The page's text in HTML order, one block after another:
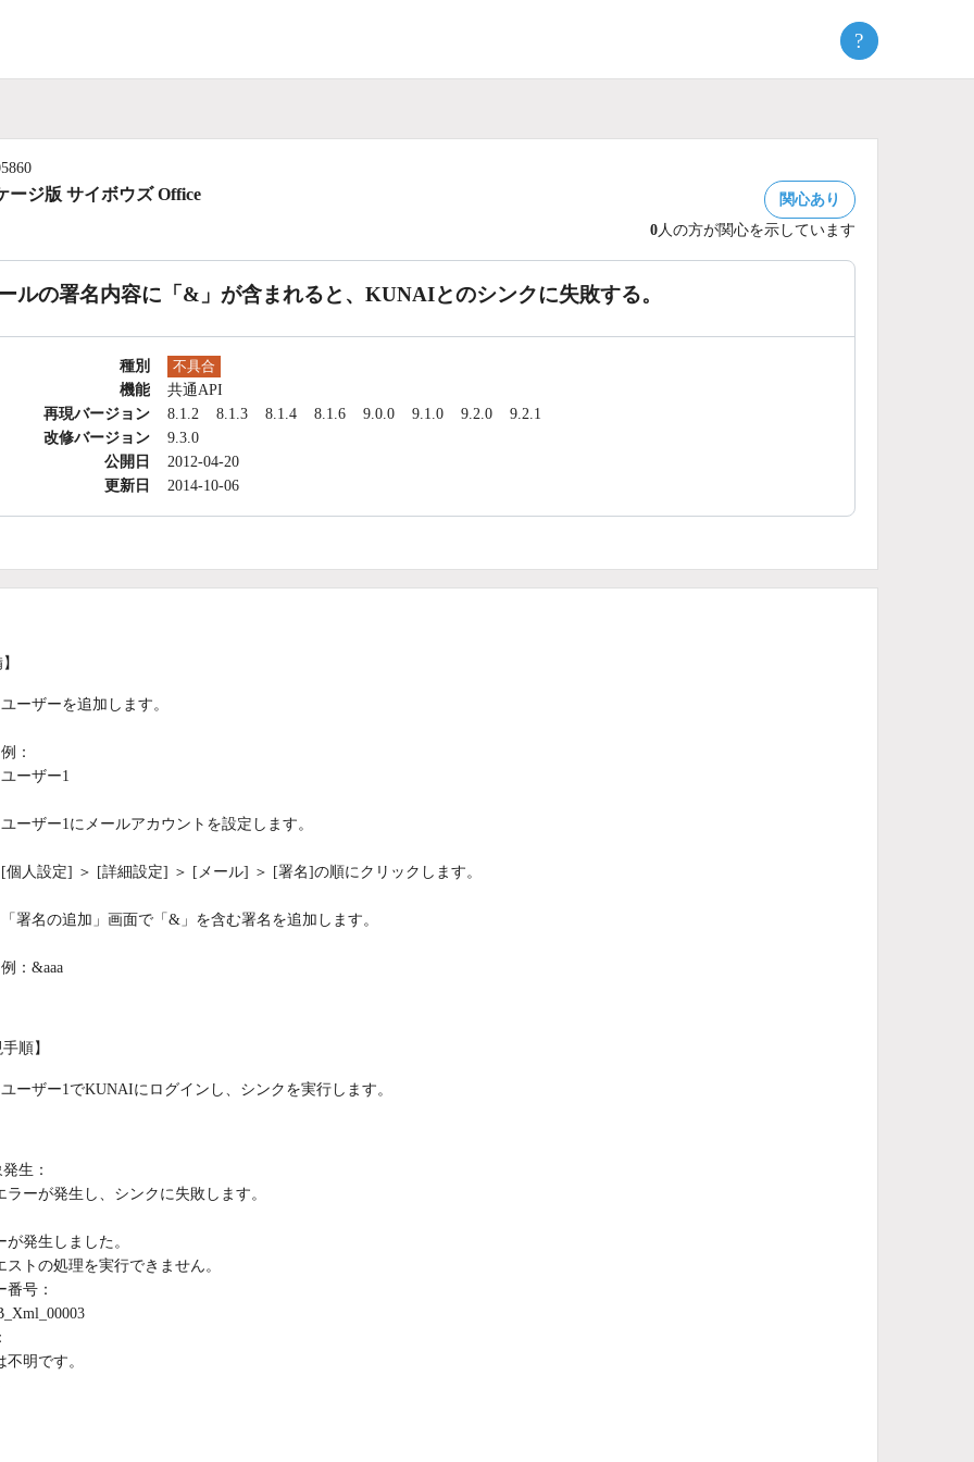
?
ージ版 サイボウズ Office
関心あり
0人の方が関心を示しています
ルの署名内容に「&」が含まれると、KUNAIとのシンクに失敗する。
種別 不具合
機能
共通API
再現バージョン
8.1.2 8.1.3 8.1.4 8.1.6 9.0.0 9.1.0 9.2.0
9.2.1
改修バージョン
9.3.0
公開日
2012-04-20
更新日
2014-10-06
ユーザーを追加します。
例：
ユーザー1
ユーザー1にメールアカウントを設定します。
[個人設定] ＞ [詳細設定] ＞ [メール] ＞ [署名]の順にクリックします。
「署名の追加」画面で「&」を含む署名を追加します。
例：&aaa
手順】
ユーザー1でKUNAIにログインし、シンクを実行します。
生：
ラーが発生し、シンクに失敗します。
が発生しました。
ストの処理を実行できません。
番号：
不明です。